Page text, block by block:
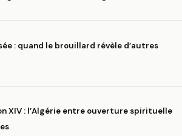
: quand le brouillard révèle d’autres
XIV : l’Algérie entre ouverture spirituelle